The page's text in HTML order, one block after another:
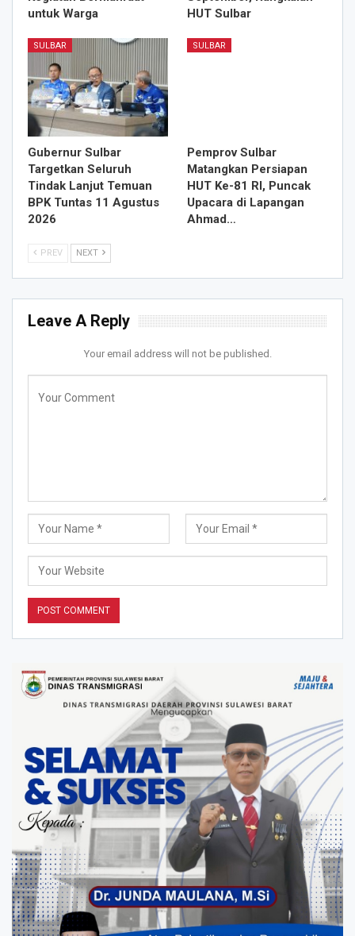
untuk Warga
HUT Sulbar
SULBAR
Gubernur Sulbar
Targetkan Seluruh
Tindak Lanjut Temuan
BPK Tuntas 11 Agustus
2026
SULBAR
Pemprov Sulbar
Matangkan Persiapan
HUT Ke-81 RI, Puncak
Upacara di Lapangan
Ahmad…
PREV NEXT
Leave A Reply
Your email address will not be published.